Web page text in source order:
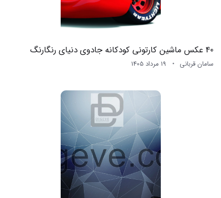
40 عکس ماشین کارتونی کودکانه جادوی دنیای رنگارنگ
سامان قربانی 19 مرداد 1405